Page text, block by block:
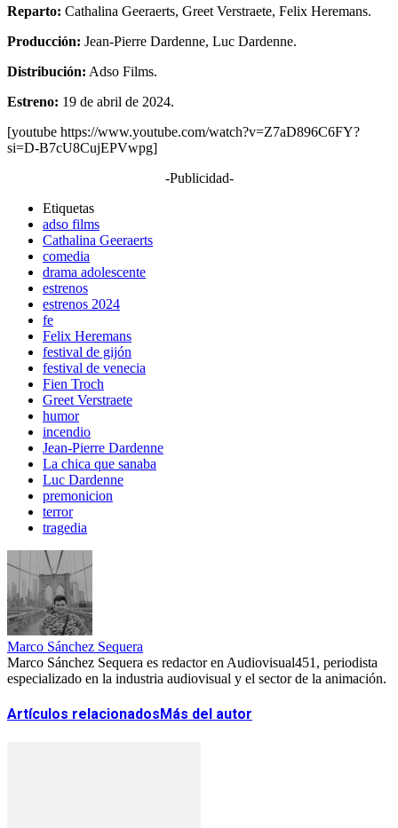
Reparto: Cathalina Geeraerts, Greet Verstraete, Felix Heremans.
Producción: Jean-Pierre Dardenne, Luc Dardenne.
Distribución: Adso Films.
Estreno: 19 de abril de 2024.
[youtube https://www.youtube.com/watch?v=Z7aD896C6FY?
si=D-B7cU8CujEPVwpg]
-Publicidad-
Etiquetas
adso films
Cathalina Geeraerts
comedia
drama adolescente
estrenos
estrenos 2024
fe
Felix Heremans
festival de gijón
festival de venecia
Fien Troch
Greet Verstraete
humor
incendio
Jean-Pierre Dardenne
La chica que sanaba
Luc Dardenne
premonicion
terror
tragedia
Marco Sánchez Sequera
Marco Sánchez Sequera es redactor en Audiovisual451, periodista
especializado en la industria audiovisual y el sector de la animación.
Artículos relacionados Más del autor